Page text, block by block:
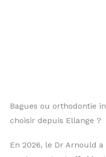
Bagues ou orthodontie
choisir depuis Ellange ?
En 2026, le Dr Arnould